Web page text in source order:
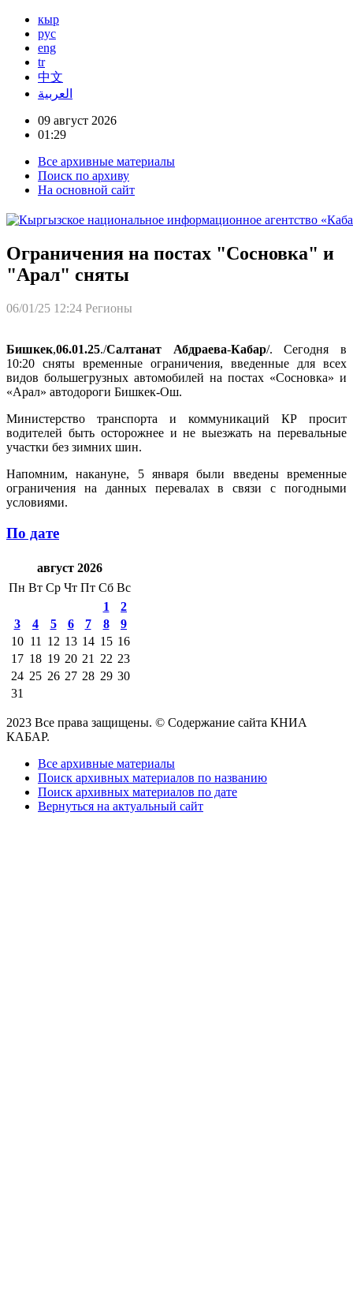
кыр
рус
eng
tr
中文
العربية
09 август 2026
01:29
Все архивные материалы
Поиск по архиву
На основной сайт
Ограничения на постах "Сосновка" и
"Арал" сняты
06/01/25 12:24 Регионы
Бишкек,06.01.25./Салтанат Абдраева-Кабар/. Сегодня в
10:20 сняты временные ограничения, введенные для всех
видов большегрузных автомобилей на постах «Сосновка» и
«Арал» автодороги Бишкек-Ош.
Министерство транспорта и коммуникаций КР просит
водителей быть осторожнее и не выезжать на перевальные
участки без зимних шин.
Напомним, накануне, 5 января были введены временные
ограничения на данных перевалах в связи с погодными
условиями.
По дате
август 2026
Пн Вт Ср Чт Пт Сб Вс
1
2
3
4 5 6 7 8
9
10 11 12 13 14 15 16
17 18 19 20 21 22 23
24 25 26 27 28 29 30
31
2023 Все права защищены. © Содержание сайта КНИА
КАБАР.
Все архивные материалы
Поиск архивных материалов по названию
Поиск архивных материалов по дате
Вернуться на актуальный сайт